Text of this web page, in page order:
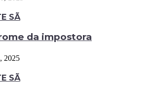
SÃ
da impostora
2025
SÃ